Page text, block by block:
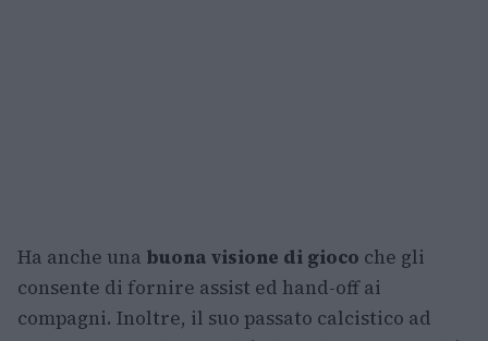
Ha anche una buona visione di gioco che gli
consente di fornire assist ed hand-off ai
compagni. Inoltre, il suo passato calcistico ad